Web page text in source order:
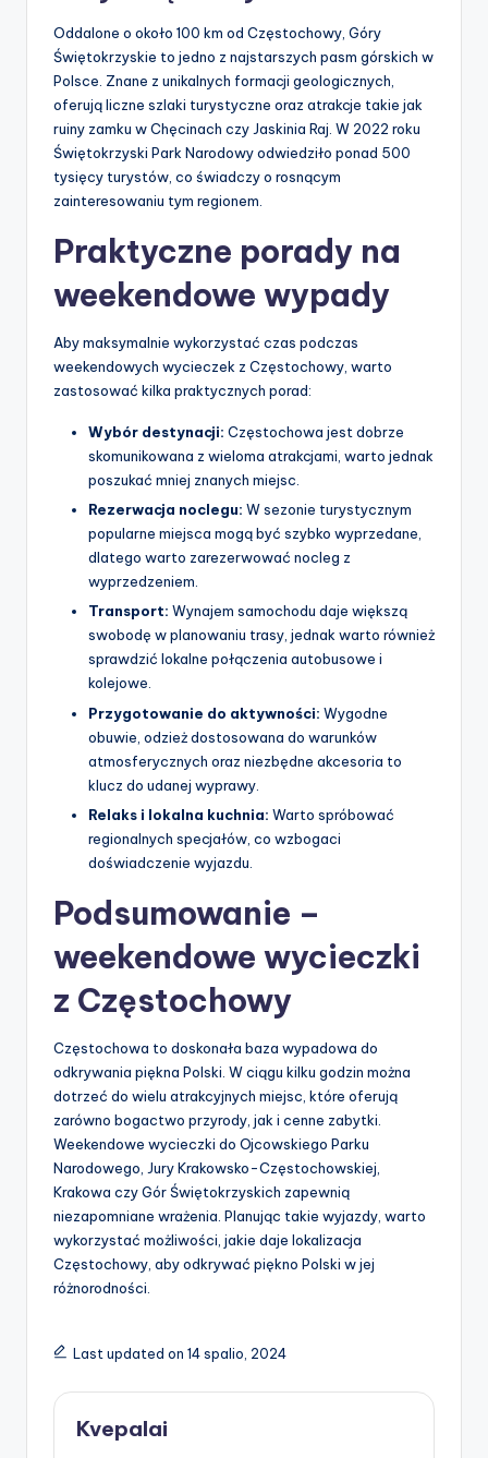
Oddalone o około 100 km od Częstochowy, Góry
Świętokrzyskie to jedno z najstarszych pasm górskich w
Polsce. Znane z unikalnych formacji geologicznych,
oferują liczne szlaki turystyczne oraz atrakcje takie jak
ruiny zamku w Chęcinach czy Jaskinia Raj. W 2022 roku
Świętokrzyski Park Narodowy odwiedziło ponad 500
tysięcy turystów, co świadczy o rosnącym
zainteresowaniu tym regionem.
Praktyczne porady na
weekendowe wypady
Aby maksymalnie wykorzystać czas podczas
weekendowych wycieczek z Częstochowy, warto
zastosować kilka praktycznych porad:
Wybór destynacji: Częstochowa jest dobrze
skomunikowana z wieloma atrakcjami, warto jednak
poszukać mniej znanych miejsc.
Rezerwacja noclegu: W sezonie turystycznym
popularne miejsca mogą być szybko wyprzedane,
dlatego warto zarezerwować nocleg z
wyprzedzeniem.
Transport: Wynajem samochodu daje większą
swobodę w planowaniu trasy, jednak warto również
sprawdzić lokalne połączenia autobusowe i
kolejowe.
Przygotowanie do aktywności: Wygodne
obuwie, odzież dostosowana do warunków
atmosferycznych oraz niezbędne akcesoria to
klucz do udanej wyprawy.
Relaks i lokalna kuchnia: Warto spróbować
regionalnych specjałów, co wzbogaci
doświadczenie wyjazdu.
Podsumowanie –
weekendowe wycieczki
z Częstochowy
Częstochowa to doskonała baza wypadowa do
odkrywania piękna Polski. W ciągu kilku godzin można
dotrzeć do wielu atrakcyjnych miejsc, które oferują
zarówno bogactwo przyrody, jak i cenne zabytki.
Weekendowe wycieczki do Ojcowskiego Parku
Narodowego, Jury Krakowsko-Częstochowskiej,
Krakowa czy Gór Świętokrzyskich zapewnią
niezapomniane wrażenia. Planując takie wyjazdy, warto
wykorzystać możliwości, jakie daje lokalizacja
Częstochowy, aby odkrywać piękno Polski w jej
różnorodności.
Last updated on 14 spalio, 2024
Kvepalai